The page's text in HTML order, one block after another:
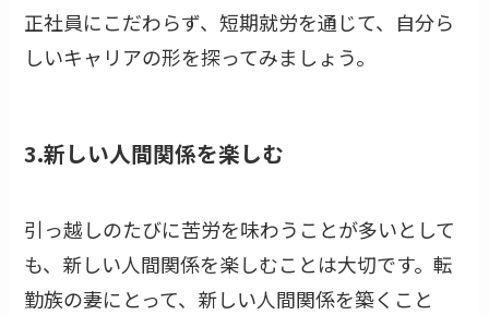
正社員にこだわらず、短期就労を通じて、自分ら
しいキャリアの形を探ってみましょう。
3.新しい人間関係を楽しむ
引っ越しのたびに苦労を味わうことが多いとして
も、新しい人間関係を楽しむことは大切です。転
勤族の妻にとって、新しい人間関係を築くこと